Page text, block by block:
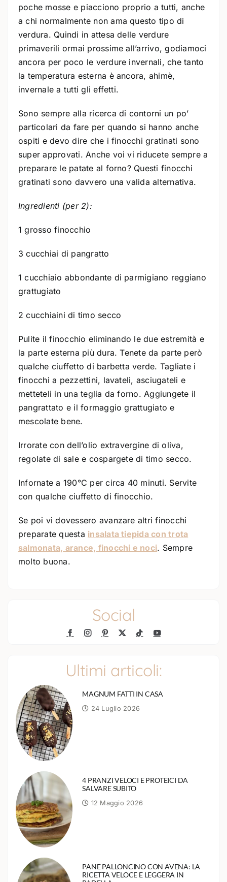
poche mosse e piacciono proprio a tutti, anche
a chi normalmente non ama questo tipo di
verdura. Quindi in attesa delle verdure
primaverili ormai prossime all’arrivo, godiamoci
ancora per poco le verdure invernali, che tanto
la temperatura esterna è ancora, ahimè,
invernale a tutti gli effetti.
Sono sempre alla ricerca di contorni un po’
particolari da fare per quando si hanno anche
ospiti e devo dire che i finocchi gratinati sono
super approvati. Anche voi vi riducete sempre a
preparare le patate al forno? Questi finocchi
gratinati sono davvero una valida alternativa.
Ingredienti (per 2):
1 grosso finocchio
3 cucchiai di pangratto
1 cucchiaio abbondante di parmigiano reggiano
grattugiato
2 cucchiaini di timo secco
Pulite il finocchio eliminando le due estremità e
la parte esterna più dura. Tenete da parte però
qualche ciuffetto di barbetta verde. Tagliate i
finocchi a pezzettini, lavateli, asciugateli e
metteteli in una teglia da forno. Aggiungete il
pangrattato e il formaggio grattugiato e
mescolate bene.
Irrorate con dell’olio extravergine di oliva,
regolate di sale e cospargete di timo secco.
Infornate a 190°C per circa 40 minuti. Servite
con qualche ciuffetto di finocchio.
Se poi vi dovessero avanzare altri finocchi
preparate questa insalata tiepida con trota
salmonata, arance, finocchi e noci. Sempre
molto buona.
Social
Ultimi articoli:
MAGNUM FATTI IN CASA
24 Luglio 2026
4 PRANZI VELOCI E PROTEICI DA
SALVARE SUBITO
12 Maggio 2026
PANE PALLONCINO CON AVENA: LA
RICETTA VELOCE E LEGGERA IN